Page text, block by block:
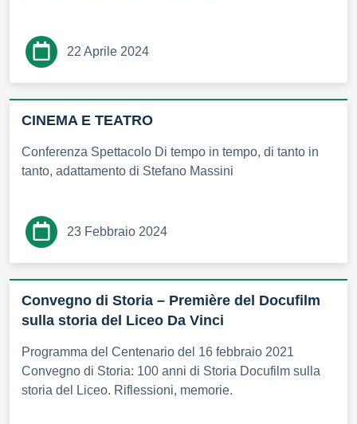
22 Aprile 2024
CINEMA E TEATRO
Conferenza Spettacolo Di tempo in tempo, di tanto in
tanto, adattamento di Stefano Massini
23 Febbraio 2024
Convegno di Storia – Première del Docufilm
sulla storia del Liceo Da Vinci
Programma del Centenario del 16 febbraio 2021
Convegno di Storia: 100 anni di Storia Docufilm sulla
storia del Liceo. Riflessioni, memorie.